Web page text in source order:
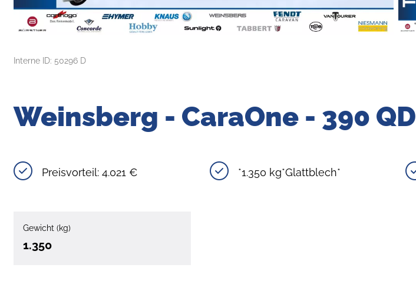
Interne ID: 50296 D
Weinsberg - CaraOne - 390 QD
Preisvorteil: 4.021 € *1.350 kg*Glattblech*
Gewicht (kg)
1.350